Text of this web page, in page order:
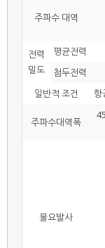
주파수 대역
전력
밀도
평균전력
첨두전력
일반적 조건
항
주파수대역폭
불요발사